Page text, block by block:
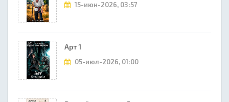
15-июн-2026, 03:57
Арт 1
05-июл-2026, 01:00